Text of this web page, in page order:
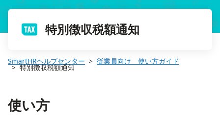
特別徴収税額通知
SmartHRヘルプセンター 従業員向け 使い方ガイド
特別徴収税額通知
使い方